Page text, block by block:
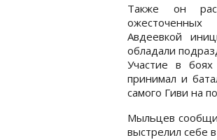
Также он
Авдеевкой
обладали
Участие в
принимал и
самого Гиви на
Мыльцев
выстрелил себе в